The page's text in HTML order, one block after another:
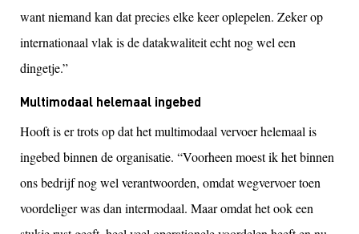
want niemand kan dat precies elke keer oplepelen. Zeker op
internationaal vlak is de datakwaliteit echt nog wel een
dingetje.”
Multimodaal helemaal ingebed
Hooft is er trots op dat het multimodaal vervoer helemaal is
ingebed binnen de organisatie. “Voorheen moest ik het binnen
ons bedrijf nog wel verantwoorden, omdat wegvervoer toen
voordeliger was dan intermodaal. Maar omdat het ook een